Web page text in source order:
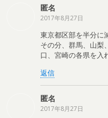
匿名
2017年8月27日
東京都区部を半分に
その分、群馬、山梨
口、宮崎の各県を入
返信
匿名
2017年8月27日